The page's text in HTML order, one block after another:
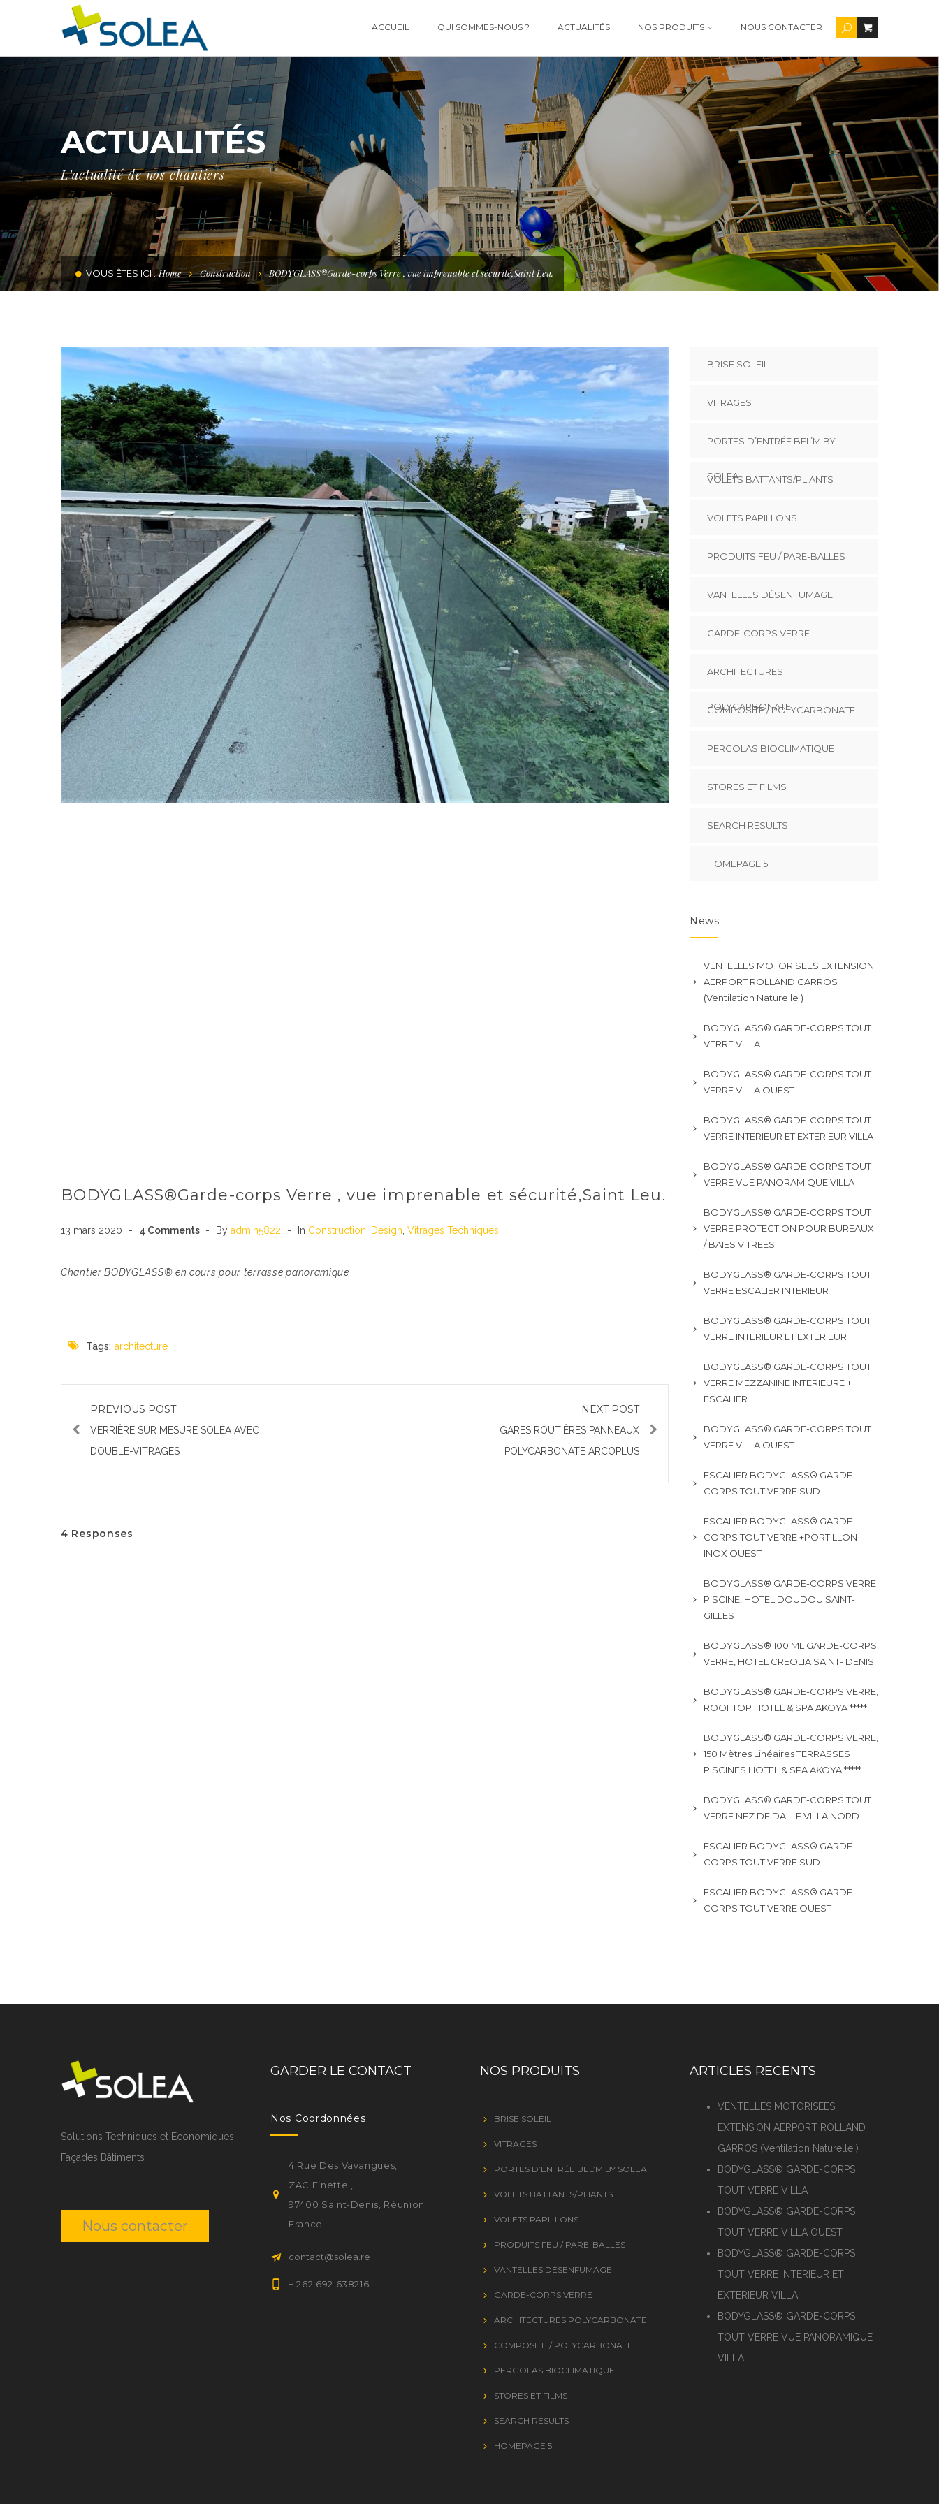
ACCUEIL QUI SOMMES-NOUS ? ACTUALITÉS NOS PRODUITS NOUS CONTACTER
ACTUALITÉS
L'actualité de nos chantiers
VOUS ÊTES ICI : Home Construction BODYGLASS®Garde-corps Verre , vue imprenable et sécurité,Saint Leu.
BODYGLASS®Garde-corps Verre , vue imprenable et sécurité,Saint Leu.
13 mars 2020 4 Comments By admin5822 In Construction Design Vitrages Techniques
Chantier BODYGLASS® en cours pour terrasse panoramique
Tags: architecture
PREVIOUS POST
VERRIÈRE SUR MESURE SOLEA AVEC
DOUBLE-VITRAGES
NEXT POST
GARES ROUTIÈRES PANNEAUX
POLYCARBONATE ARCOPLUS
4 Responses
BRISE SOLEIL
VITRAGES
PORTES D’ENTRÉE BEL’M BY
SOLEA
VOLETS BATTANTS/PLIANTS
VOLETS PAPILLONS
PRODUITS FEU / PARE-BALLES
VANTELLES DÉSENFUMAGE
GARDE-CORPS VERRE
ARCHITECTURES
POLYCARBONATE
COMPOSITE / POLYCARBONATE
PERGOLAS BIOCLIMATIQUE
STORES ET FILMS
SEARCH RESULTS
HOMEPAGE 5
News
VENTELLES MOTORISEES EXTENSION
AERPORT ROLLAND GARROS
(Ventilation Naturelle )
BODYGLASS® GARDE-CORPS TOUT
VERRE VILLA
BODYGLASS® GARDE-CORPS TOUT
VERRE VILLA OUEST
BODYGLASS® GARDE-CORPS TOUT
VERRE INTERIEUR ET EXTERIEUR VILLA
BODYGLASS® GARDE-CORPS TOUT
VERRE VUE PANORAMIQUE VILLA
BODYGLASS® GARDE-CORPS TOUT
VERRE PROTECTION POUR BUREAUX
/ BAIES VITREES
BODYGLASS® GARDE-CORPS TOUT
VERRE ESCALIER INTERIEUR
BODYGLASS® GARDE-CORPS TOUT
VERRE INTERIEUR ET EXTERIEUR
BODYGLASS® GARDE-CORPS TOUT
VERRE MEZZANINE INTERIEURE +
ESCALIER
BODYGLASS® GARDE-CORPS TOUT
VERRE VILLA OUEST
ESCALIER BODYGLASS® GARDE-
CORPS TOUT VERRE SUD
ESCALIER BODYGLASS® GARDE-
CORPS TOUT VERRE +PORTILLON
INOX OUEST
BODYGLASS® GARDE-CORPS VERRE
PISCINE, HOTEL DOUDOU SAINT-
GILLES
BODYGLASS® 100 ML GARDE-CORPS
VERRE, HOTEL CREOLIA SAINT- DENIS
BODYGLASS® GARDE-CORPS VERRE,
ROOFTOP HOTEL & SPA AKOYA *****
BODYGLASS® GARDE-CORPS VERRE,
150 Mètres Linéaires TERRASSES
PISCINES HOTEL & SPA AKOYA *****
BODYGLASS® GARDE-CORPS TOUT
VERRE NEZ DE DALLE VILLA NORD
ESCALIER BODYGLASS® GARDE-
CORPS TOUT VERRE SUD
ESCALIER BODYGLASS® GARDE-
CORPS TOUT VERRE OUEST
Solutions Techniques et Economiques
Façades Bâtiments
Nous contacter
GARDER LE CONTACT
Nos Coordonnées
4 Rue Des Vavangues,
ZAC Finette ,
97400 Saint-Denis, Réunion
France
contact@solea.re
+ 262 692 638216
NOS PRODUITS
BRISE SOLEIL
VITRAGES
PORTES D’ENTRÉE BEL’M BY SOLEA
VOLETS BATTANTS/PLIANTS
VOLETS PAPILLONS
PRODUITS FEU / PARE-BALLES
VANTELLES DÉSENFUMAGE
GARDE-CORPS VERRE
ARCHITECTURES POLYCARBONATE
COMPOSITE / POLYCARBONATE
PERGOLAS BIOCLIMATIQUE
STORES ET FILMS
SEARCH RESULTS
HOMEPAGE 5
ARTICLES RECENTS
VENTELLES MOTORISEES
EXTENSION AERPORT ROLLAND
GARROS (Ventilation Naturelle )
BODYGLASS® GARDE-CORPS
TOUT VERRE VILLA
BODYGLASS® GARDE-CORPS
TOUT VERRE VILLA OUEST
BODYGLASS® GARDE-CORPS
TOUT VERRE INTERIEUR ET
EXTERIEUR VILLA
BODYGLASS® GARDE-CORPS
TOUT VERRE VUE PANORAMIQUE
VILLA